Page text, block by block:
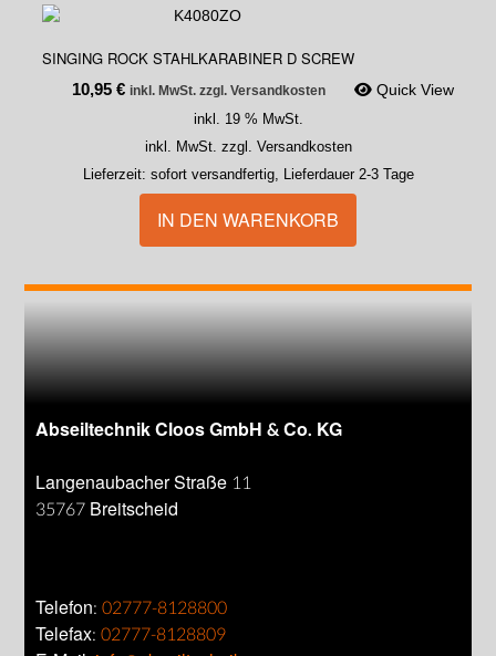
SINGING ROCK STAHLKARABINER D SCREW
10,95 € inkl. MwSt. zzgl. Versandkosten Quick View
inkl. 19 % MwSt.
inkl. MwSt. zzgl. Versandkosten
Lieferzeit: sofort versandfertig, Lieferdauer 2-3 Tage
IN DEN WARENKORB
Abseiltechnik Cloos GmbH & Co. KG
Langenaubacher Straße 11
35767 Breitscheid
Telefon:02777-8128800
Telefax:02777-8128809